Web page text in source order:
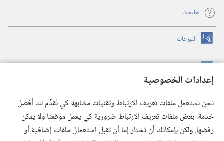
إعدادات الخصوصية
نحن نستعمل ملفات تعريف الارتباط وتقنيات مشابهة كي نُقدِّم لك أفضل
خدمة. بعض ملفات تعريف الارتباط ضرورية كي يعمل موقعنا ولا يمكن
رفضها. ولكن بإمكانك أن تختار إما أن تقبل استعمال ملفات إضافية أو
تعليمات
التبرعات (يفتح
نافذة
(يفتح
نافذة
(يفتح
نافذة
جديدة) تطبيق ®
JW Library